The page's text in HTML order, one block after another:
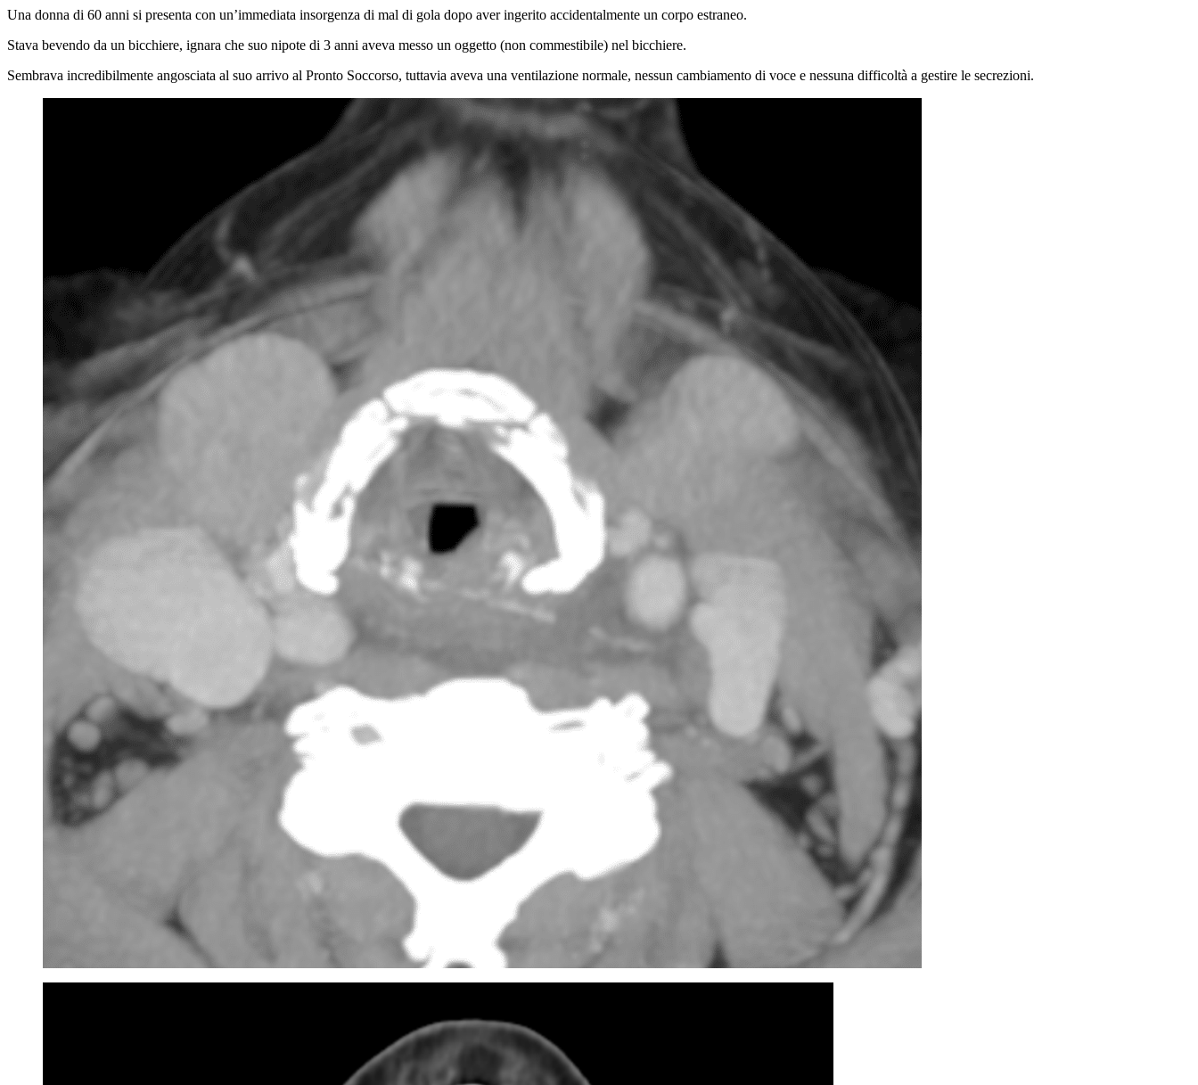
Una donna di 60 anni si presenta con un’immediata insorgenza di mal di gola dopo aver ingerito accidentalmente un corpo estraneo.
Stava bevendo da un bicchiere, ignara che suo nipote di 3 anni aveva messo un oggetto (non commestibile) nel bicchiere.
Sembrava incredibilmente angosciata al suo arrivo al Pronto Soccorso, tuttavia aveva una ventilazione normale, nessun cambiamento di voce e nessuna difficoltà a gestire le secrezioni.